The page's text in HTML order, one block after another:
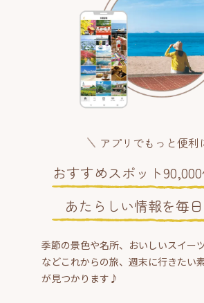
アプリでもっと便利
おすすめスポット
あたらしい情報を毎
季節の景色や名所、おいしいスイー
などこれからの旅、週末に行きたい
が見つかります♪